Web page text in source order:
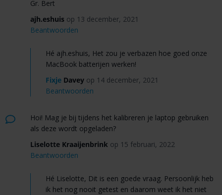
Gr. Bert
ajh.eshuis op 13 december, 2021
Beantwoorden
Hé ajh.eshuis, Het zou je verbazen hoe goed onze
MacBook batterijen werken!
FixjeDavey op 14 december, 2021
Beantwoorden
Hoi! Mag je bij tijdens het kalibreren je laptop gebruiken
als deze wordt opgeladen?
Liselotte Kraaijenbrink op 15 februari, 2022
Beantwoorden
Hé Liselotte, Dit is een goede vraag. Persoonlijk heb
ik het nog nooit getest en daarom weet ik het niet